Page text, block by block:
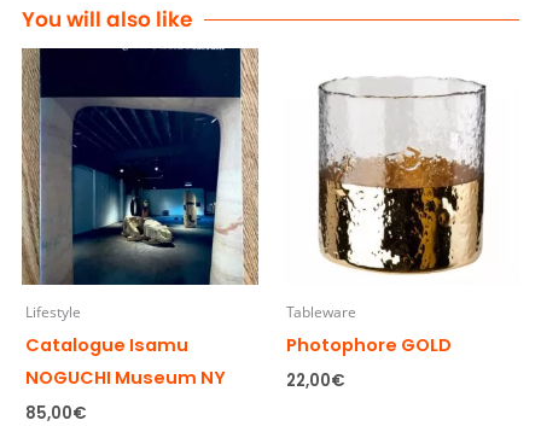
You will also like
Lifestyle
Catalogue Isamu
NOGUCHI Museum NY
85,00€
Tableware
Photophore GOLD
22,00€